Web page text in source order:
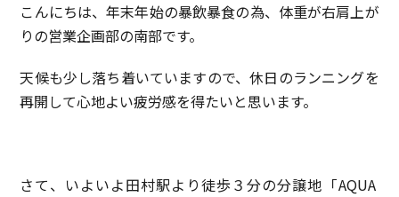
テ
ゴ
リ
開
日:
こんにちは、年末年始の暴飲暴食の為、体重が右肩上が
りの営業企画部の南部です。
天候も少し落ち着いていますので、休日のランニングを
再開して心地よい疲労感を得たいと思います。
さて、いよいよ田村駅より徒歩３分の分譲地「AQUA